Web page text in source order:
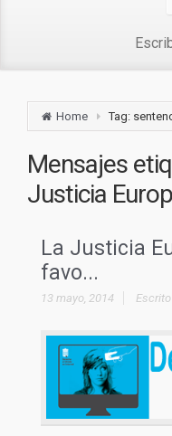
Home Tag:
Mensajes
Justicia
La Justicia
favo...
13 mayo, 2014